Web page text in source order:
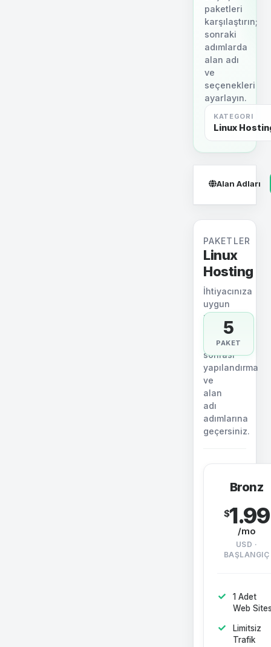
paketleri
karşılaştırın;
sonraki
adımlarda
alan adı
ve
seçenekleri
ayarlayın.
KATEGORI
Linux
Alan Adları
PAKETLER
Linux
Hosting
İhtiyacınıza
uygun
paketi
seçin.
Sipariş
sonrası
yapılandırma
ve
alan
adı
adımlarına
geçersiniz.
5
PAKET
Bronz
$1.99
/mo
USD ·
BAŞLANGIÇ
1 Adet
Web
Limitsiz
Trafik